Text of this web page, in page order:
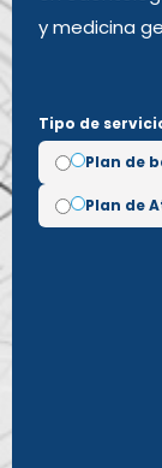
y medicina
Tipo de
Plan de
Plan de